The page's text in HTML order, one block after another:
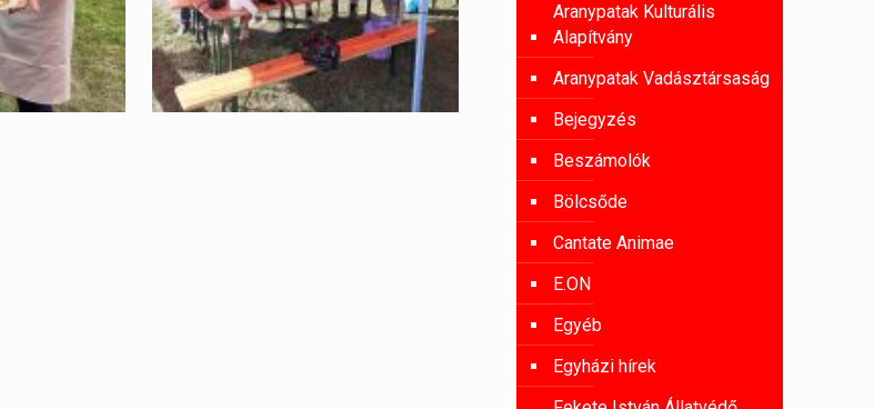
Aranypatak Kulturális
Alapítvány
Aranypatak Vadásztársaság
Bejegyzés
Beszámolók
Bölcsőde
Cantate Animae
E.ON
Egyéb
Egyházi hírek